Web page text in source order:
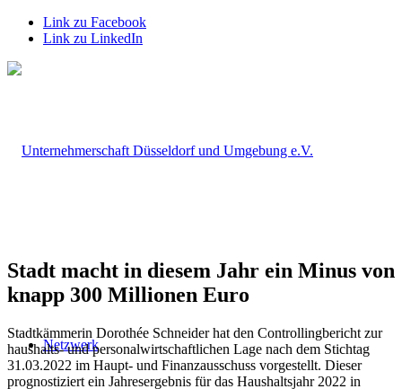
Link zu Facebook
Link zu LinkedIn
Netzwerk
Stadt macht in diesem Jahr ein Minus von
knapp 300 Millionen Euro
Stadtkämmerin Dorothée Schneider hat den Controllingbericht zur
haushalts- und personalwirtschaftlichen Lage nach dem Stichtag
31.03.2022 im Haupt- und Finanzausschuss vorgestellt. Dieser
prognostiziert ein Jahresergebnis für das Haushaltsjahr 2022 in